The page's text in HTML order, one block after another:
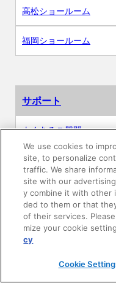
高松ショールーム
福岡ショールーム
サポート
よくあるご質問
カタログ閲覧・資料請求
各種データダウンロード
WEB見積・各種シミュ
交換用部品の購入
We use cookies to
site, to personalize
traffic. We share
site with our
y combine it with other
ded to them or that
of their services.
mize your cookie
cy
Cookie